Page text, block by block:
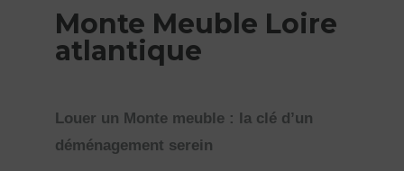
Monte Meuble Loire
atlantique
Louer un Monte meuble : la clé d’un
déménagement serein